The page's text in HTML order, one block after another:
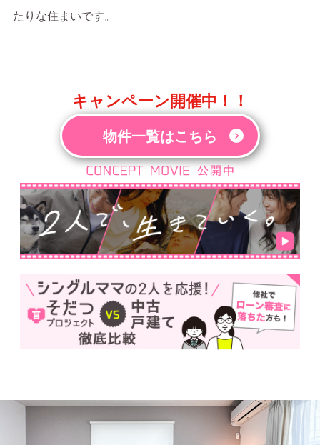
たりな住まいです。
キャンペーン開催中！！
物件一覧はこちら